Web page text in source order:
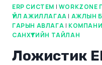
ERP СИСТЕМ |
ҮЙЛ АЖИЛЛАГАА | АЖЛЫН
ГАРЫН АВЛАГА |
САНХҮҮГИЙН ТАЙЛАН
Ложистик